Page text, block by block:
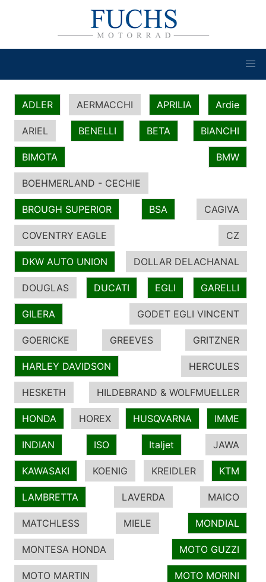
ADLER AERMACCHI APRILIA Ardie
ARIEL BENELLI BETA BIANCHI
BIMOTA BMW
BOEHMERLAND - CECHIE
BROUGH SUPERIOR BSA CAGIVA
COVENTRY EAGLE CZ
DKW AUTO UNION DOLLAR DELACHANAL
DOUGLAS DUCATI EGLI GARELLI
GILERA GODET EGLI VINCENT
GOERICKE GREEVES GRITZNER
HARLEY DAVIDSON HERCULES
HESKETH HILDEBRAND & WOLFMUELLER
HONDA HOREX HUSQVARNA IMME
INDIAN ISO Italjet JAWA
KAWASAKI KOENIG KREIDLER KTM
LAMBRETTA LAVERDA MAICO
MATCHLESS MIELE MONDIAL
MONTESA HONDA MOTO GUZZI
MOTO MARTIN MOTO MORINI